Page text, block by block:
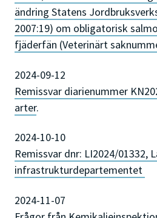
ändring Statens
2007:19) om obligatorisk
fjäderfän (Veterinärt
2024-09-12
Remissvar diarienummer
arter.
2024-10-10
Remissvar dnr: LI2024/01332,
infrastrukturdepartementet
2024-11-07